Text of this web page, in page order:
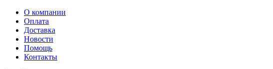
О компании
Оплата
Доставка
Новости
Помощь
Контакты